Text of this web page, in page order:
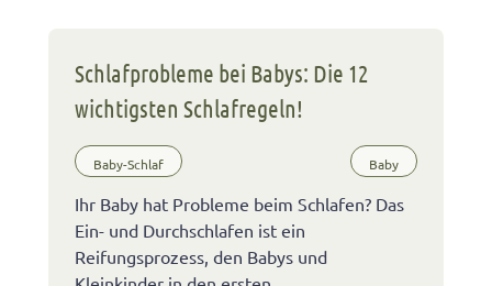
Schlafprobleme bei Babys: Die 12
wichtigsten Schlafregeln!
Baby-Schlaf Baby
Ihr Baby hat Probleme beim Schlafen? Das
Ein- und Durchschlafen ist ein
Reifungsprozess, den Babys und